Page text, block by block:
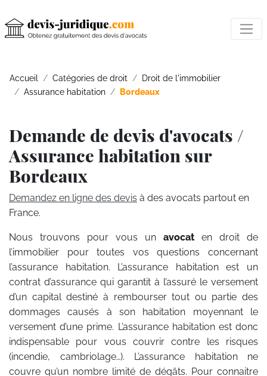
Accueil Catégories de droit
Droit de l'immobilier
Assurance habitation
Bordeaux
Demande de devis d'avocats /
Assurance habitation sur
Bordeaux
Demandez en ligne des devis à des avocats partout en
France.
Nous trouvons pour vous un avocat en droit de
l’immobilier pour toutes vos questions concernant
l’assurance habitation. L’assurance habitation est un
contrat d’assurance qui garantit à l’assuré le versement
d’un capital destiné à rembourser tout ou partie des
dommages causés à son habitation moyennant le
versement d’une prime. L’assurance habitation est donc
indispensable pour vous couvrir contre les risques
(incendie, cambriolage…). L’assurance habitation ne
couvre qu’un nombre limité de dégâts. Pour connaitre